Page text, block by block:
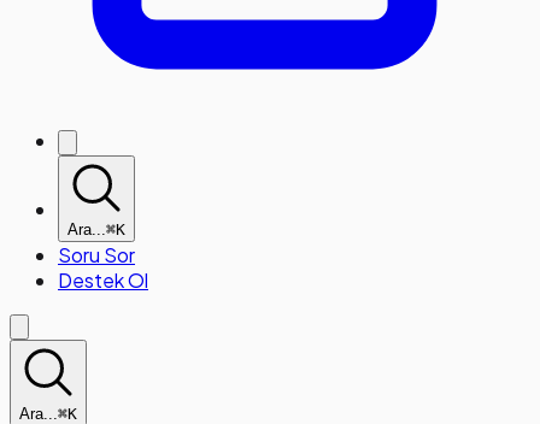
Ara...⌘K
Soru Sor
Destek Ol
Ara...⌘K